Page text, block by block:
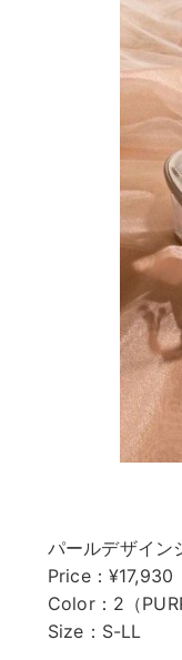
パールデザイン
Price：¥17,930
Color：2（
Size：S-LL